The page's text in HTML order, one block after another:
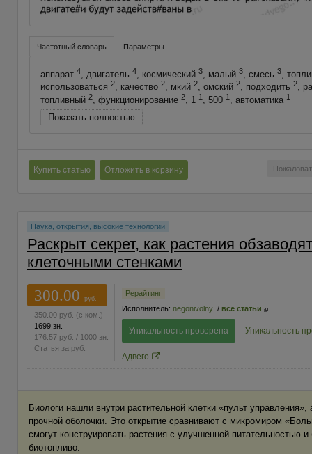
Частотный словарь Параметры
аппарат 4, двигатель 4, космический 3, малый 3, смесь 3,
использоваться 2, качество 2, мкий 2, омский 2, подходить 2,
топливный 2, функционирование 2, 1 1, 500 1, автоматика 1
Показать полностью
Купить статью Отложить в корзину
Наука, открытия, высокие технологии
Раскрыт секрет, как растения
клеточными стенками
300.00
руб.
350.00 руб. (с ком.)
1699 зн.
176.57 руб. / 1000 зн.
Статья за руб.
Рерайтинг
Исполнитель: negonivolny / все статьи
Уникальность проверена Уникальность
Адвего
Биологи нашли внутри растительной клетки «пульт
прочной оболочки. Это открытие сравнивают с микромиром
смогут конструировать растения с улучшенной питательностью
биотопливо.